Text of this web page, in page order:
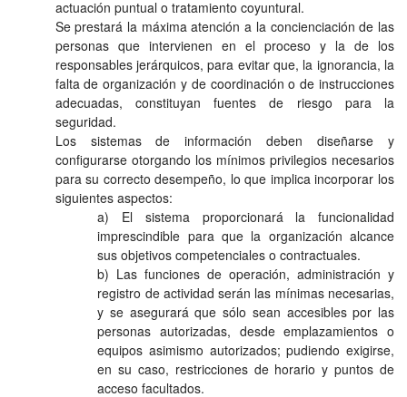
actuación puntual o tratamiento coyuntural.
Se prestará la máxima atención a la concienciación de las
personas que intervienen en el proceso y la de los
responsables jerárquicos, para evitar que, la ignorancia, la
falta de organización y de coordinación o de instrucciones
adecuadas, constituyan fuentes de riesgo para la
seguridad.
Los sistemas de información deben diseñarse y
configurarse otorgando los mínimos privilegios necesarios
para su correcto desempeño, lo que implica incorporar los
siguientes aspectos:
a) El sistema proporcionará la funcionalidad
imprescindible para que la organización alcance
sus objetivos competenciales o contractuales.
b) Las funciones de operación, administración y
registro de actividad serán las mínimas necesarias,
y se asegurará que sólo sean accesibles por las
personas autorizadas, desde emplazamientos o
equipos asimismo autorizados; pudiendo exigirse,
en su caso, restricciones de horario y puntos de
acceso facultados.